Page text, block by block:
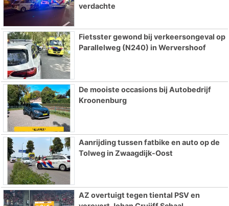
verdachte
Fietsster gewond bij verkeersongeval op
Parallelweg (N240) in Wervershoof
De mooiste occasions bij Autobedrijf
Kroonenburg
Aanrijding tussen fatbike en auto op de
Tolweg in Zwaagdijk-Oost
AZ overtuigt tegen tiental PSV en